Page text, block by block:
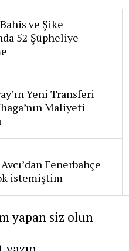
ve Şike
52 Şüpheliye
Yeni Transferi
Maliyeti
Fenerbahçe
istemiştim
yapan siz olun